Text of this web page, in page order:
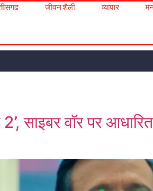
जीवन शैली व्यापार
साइबर वॉर पर